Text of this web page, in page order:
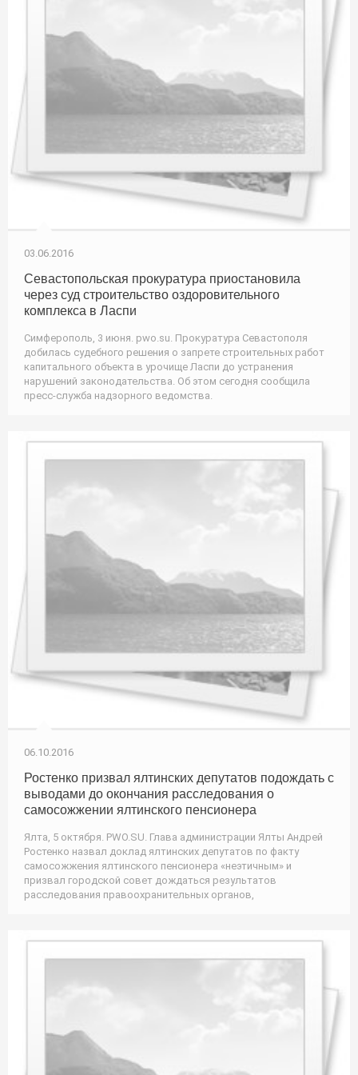
03.06.2016
Севастопольская прокуратура приостановила
через суд строительство оздоровительного
комплекса в Ласпи
Симферополь, 3 июня. pwo.su. Прокуратура Севастополя
добилась судебного решения о запрете строительных работ
капитального объекта в урочище Ласпи до устранения
нарушений законодательства. Об этом сегодня сообщила
пресс-служба надзорного ведомства.
06.10.2016
Ростенко призвал ялтинских депутатов подождать с
выводами до окончания расследования о
самосожжении ялтинского пенсионера
Ялта, 5 октября. PWO.SU. Глава администрации Ялты Андрей
Ростенко назвал доклад ялтинских депутатов по факту
самосожжения ялтинского пенсионера «неэтичным» и
призвал городской совет дождаться результатов
расследования правоохранительных органов,